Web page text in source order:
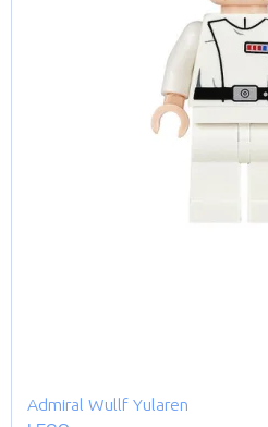
Admiral Wullf Yularen